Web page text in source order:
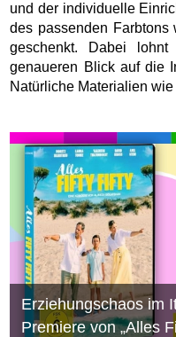
und der individuelle
des passenden Farbtons
geschenkt. Dabei
genaueren Blick auf die
Natürliche Materialien wie
Erziehungschaos im
Premiere von „Alles